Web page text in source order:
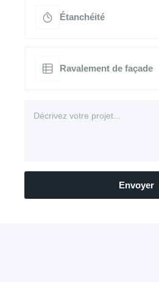
Étanchéité
Ravalement de façade
Envoyer